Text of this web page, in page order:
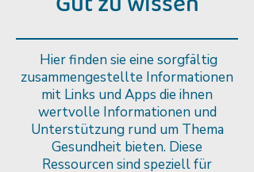
Hier finden sie eine sorgfältig
zusammengestellte Informationen
mit Links und Apps die ihnen
wertvolle Informationen und
Unterstützung rund um Thema
Gesundheit bieten. Diese
Ressourcen sind speziell für